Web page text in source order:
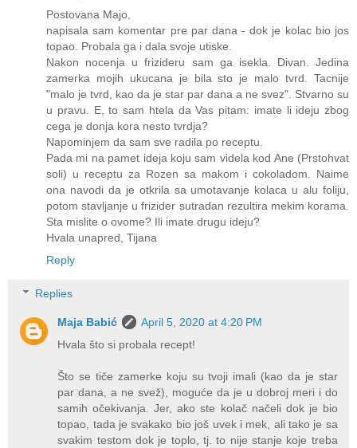
Postovana Majo,
napisala sam komentar pre par dana - dok je kolac bio jos
topao. Probala ga i dala svoje utiske.
Nakon nocenja u frizideru sam ga isekla. Divan. Jedina
zamerka mojih ukucana je bila sto je malo tvrd. Tacnije
"malo je tvrd, kao da je star par dana a ne svez". Stvarno su
u pravu. E, to sam htela da Vas pitam: imate li ideju zbog
cega je donja kora nesto tvrdja?
Napominjem da sam sve radila po receptu.
Pada mi na pamet ideja koju sam videla kod Ane (Prstohvat
soli) u receptu za Rozen sa makom i cokoladom. Naime
ona navodi da je otkrila sa umotavanje kolaca u alu foliju,
potom stavljanje u frizider sutradan rezultira mekim korama.
Sta mislite o ovome? Ili imate drugu ideju?
Hvala unapred, Tijana
Reply
Replies
Maja Babić
April 5, 2020 at 4:20 PM
Hvala što si probala recept!
Što se tiče zamerke koju su tvoji imali (kao da je star
par dana, a ne svež), moguće da je u dobroj meri i do
samih očekivanja. Jer, ako ste kolač načeli dok je bio
topao, tada je svakako bio još uvek i mek, ali tako je sa
svakim testom dok je toplo, tj. to nije stanje koje treba